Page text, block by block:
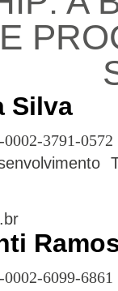
Silva
3791-0572
6099-6861